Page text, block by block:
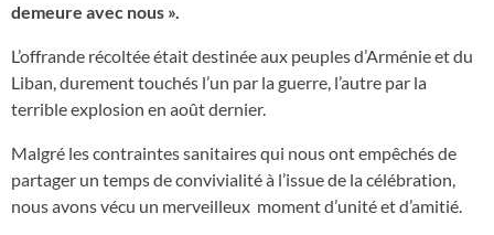
demeure avec nous ».
L’offrande récoltée était destinée aux peuples d’Arménie et du
Liban, durement touchés l’un par la guerre, l’autre par la
terrible explosion en août dernier.
Malgré les contraintes sanitaires qui nous ont empêchés de
partager un temps de convivialité à l’issue de la célébration,
nous avons vécu un merveilleux moment d’unité et d’amitié.